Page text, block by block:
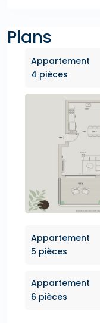
Plans
Appartement
4 pièces
Appartement
5 pièces
Appartement
6 pièces